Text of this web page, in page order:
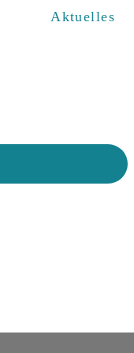
Aktuelles